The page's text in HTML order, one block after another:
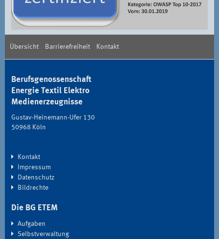
Übersicht Barrierefreiheit Kontakt
Berufsgenossenschaft
Energie Textil Elektro
Medienerzeugnisse
Gustav-Heinemann-Ufer 130
50968 Köln
Kontakt
Impressum
Datenschutz
Bildrechte
Die BG ETEM
Aufgaben
Selbstverwaltung